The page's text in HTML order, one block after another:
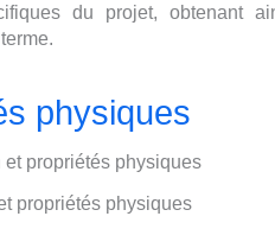
du projet, obtenant
physiques
propriétés physiques